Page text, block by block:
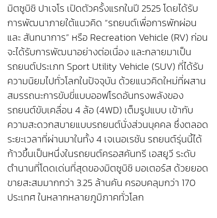
มิตซูบิชิ ปาเจโร เปิดตัวครั้งแรกในปี 2525 โดยได้รับ
การพัฒนาภายใต้แนวคิด “รถยนต์เพื่อการพักผ่อน
และ สันทนาการ” หรือ Recreation Vehicle (RV) ก่อน
จะได้รับการพัฒนาอย่างต่อเนื่อง และกลายมาเป็น
รถยนต์ประเภท Sport Utility Vehicle (SUV) ที่ได้รับ
ความนิยมไปทั่วโลกในปัจจุบัน ด้วยแนวคิดใหม่ที่ผสาน
สมรรถนะการขับขี่แบบออฟโรดอันทรงพลังของ
รถยนต์ขับเคลื่อน 4 ล้อ (4WD) เต็มรูปแบบ เข้ากับ
ความสะดวกสบายแบบรถยนต์นั่งส่วนบุคคล ซึ่งตลอด
ระยะเวลาที่ผ่านมาในทั้ง 4 เจเนอเรชัน รถยนต์รุ่นนี้ได้
ก้าวขึ้นเป็นหนึ่งในรถยนต์ครอสคันทรี เอสยูวี ระดับ
ตำนานที่โดดเด่นที่สุดของมิตซูบิชิ มอเตอร์ส ด้วยยอด
ขายสะสมมากกว่า 3.25 ล้านคัน ครอบคลุมกว่า 170
ประเทศ ในหลากหลายภูมิภาคทั่วโลก